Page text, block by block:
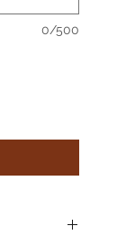
0/500